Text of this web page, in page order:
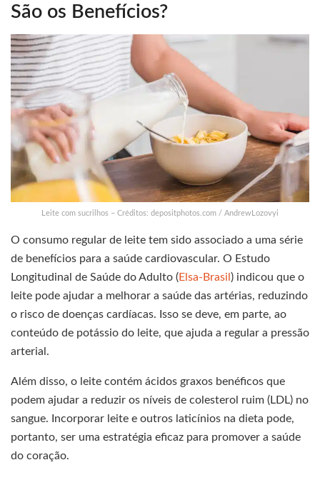
São os Benefícios?
Leite com sucrilhos – Créditos: depositphotos.com / AndrewLozovyi
O consumo regular de leite tem sido associado a uma série
de benefícios para a saúde cardiovascular. O Estudo
Longitudinal de Saúde do Adulto (Elsa-Brasil ) indicou que o
leite pode ajudar a melhorar a saúde das artérias, reduzindo
o risco de doenças cardíacas. Isso se deve, em parte, ao
conteúdo de potássio do leite, que ajuda a regular a pressão
arterial.
Além disso, o leite contém ácidos graxos benéficos que
podem ajudar a reduzir os níveis de colesterol ruim (LDL) no
sangue. Incorporar leite e outros laticínios na dieta pode,
portanto, ser uma estratégia eficaz para promover a saúde
do coração.